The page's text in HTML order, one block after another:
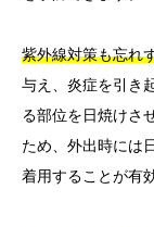
紫外線対策も忘れ
与え、炎症を引き
る部位を日焼けさ
ため、外出時には
着用することが有